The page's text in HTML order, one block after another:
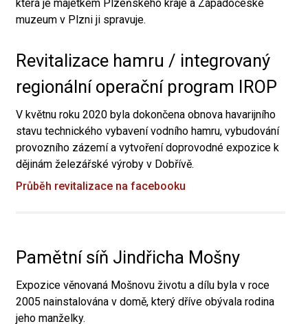
která je majetkem Plzeňského kraje a Západočeské
muzeum v Plzni ji spravuje.
Revitalizace hamru / integrovaný
regionální operační program IROP
V květnu roku 2020 byla dokončena obnova havarijního
stavu technického vybavení vodního hamru, vybudování
provozního zázemí a vytvoření doprovodné expozice k
dějinám železářské výroby v Dobřívě.
Průběh revitalizace na facebooku
Pamětní síň Jindřicha Mošny
Expozice věnovaná Mošnovu životu a dílu byla v roce
2005 nainstalována v domě, který dříve obývala rodina
jeho manželky.